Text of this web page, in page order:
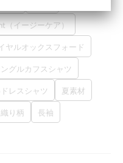
（イージーケア）
ヤルオックスフォード
ングルカフスシャツ
レスシャツ 夏素材
織り柄 長袖